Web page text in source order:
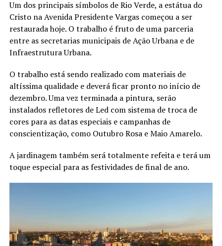
Um dos principais símbolos de Rio Verde, a estátua do
Cristo na Avenida Presidente Vargas começou a ser
restaurada hoje. O trabalho é fruto de uma parceria
entre as secretarias municipais de Ação Urbana e de
Infraestrutura Urbana.
O trabalho está sendo realizado com materiais de
altíssima qualidade e deverá ficar pronto no início de
dezembro. Uma vez terminada a pintura, serão
instalados refletores de Led com sistema de troca de
cores para as datas especiais e campanhas de
conscientização, como Outubro Rosa e Maio Amarelo.
A jardinagem também será totalmente refeita e terá um
toque especial para as festividades de final de ano.